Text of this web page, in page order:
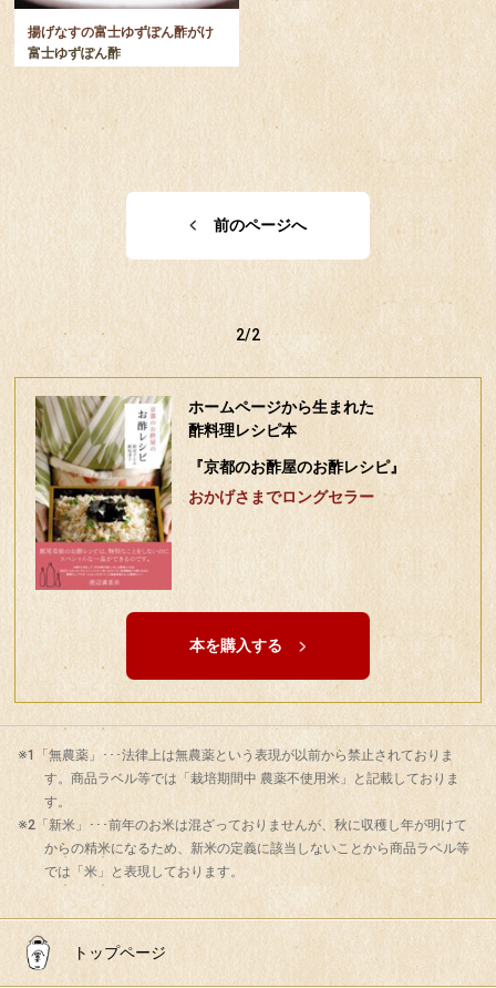
揚げなすの富士ゆずぽん酢がけ
富士ゆずぽん酢
前のページへ
2/2
ホームページから生まれた
酢料理レシピ本
『京都のお酢屋のお酢レシピ』
おかげさまでロングセラー
本を購入する
※1「無農薬」･･･法律上は無農薬という表現が以前から禁止されておりま
す。商品ラベル等では「栽培期間中 農薬不使用米」と記載しておりま
す。
※2「新米」･･･前年のお米は混ざっておりませんが、秋に収穫し年が明けて
からの精米になるため、新米の定義に該当しないことから商品ラベル等
では「米」と表現しております。
トップページ